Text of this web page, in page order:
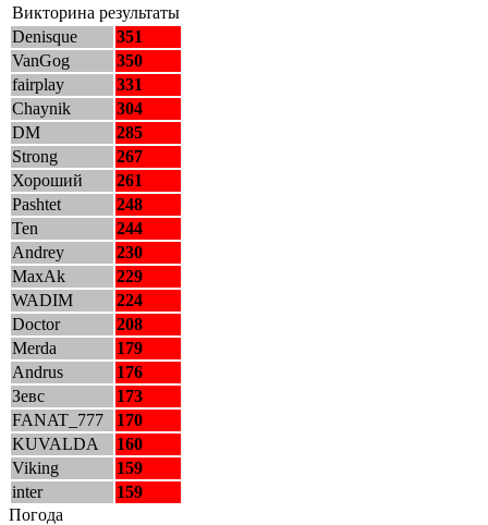
Викторина результаты
Denisque
351
VanGog
350
fairplay
331
Chaynik
304
DM
285
Strong
267
Хороший
261
Pashtet
248
Ten
244
Andrey
230
MaxAk
229
WADIM
224
Doctor
208
Merda
179
Andrus
176
Зевс
173
FANAT_777
170
KUVALDA
160
Viking
159
inter
159
Погода